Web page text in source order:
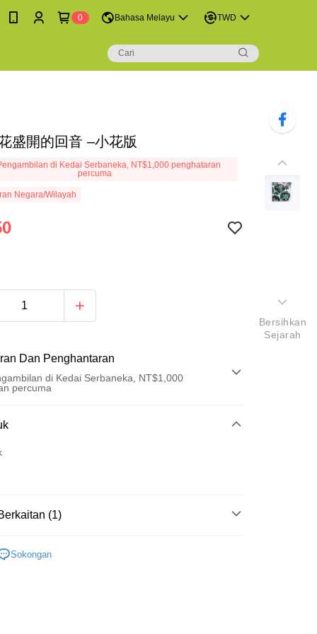
0 Bahasa Melayu TWD
盛開的回音 –小花版
di Kedai Serbaneka, NT$1,000 penghataran
percuma
Negara/Wilayah
Dan Penghantaran
di Kedai Serbaneka, NT$1,000
percuma
Penuh)
di Kedai Serbaneka
(1)
Sokongan
Bersihkan
Sejarah